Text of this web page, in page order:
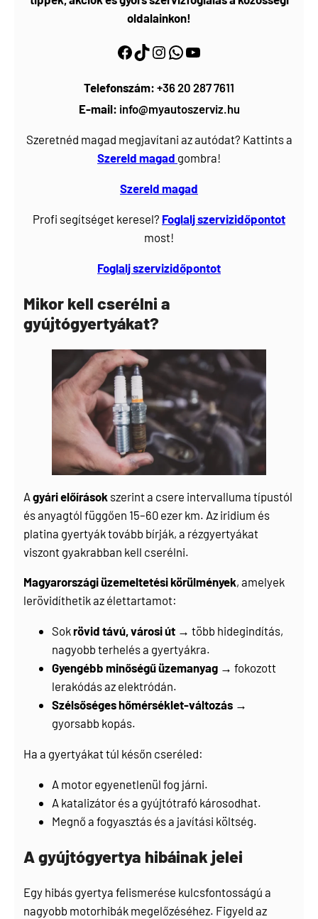
oldalainkon!
Facebook https://www.tiktok.com/@myautoszerviz.hu https://www.instagram.com/myautoszerviz.hu/ wa.me/36202877611 YouTube
Telefonszám: +36 20 287 7611
E-mail: info@myautoszerviz.hu
Szeretnéd magad megjavítani az autódat? Kattints a
Szereld magad gombra!
Szereld magad
Profi segítséget keresel? Foglaljszervizidőpontot
most!
Foglalj szervizidőpontot
Mikor kell cserélni a
gyújtógyertyákat?
Agyári előírások szerint a csere intervalluma típustól
és anyagtól függően 15–60 ezer km. Az iridium és
platina gyertyák tovább bírják, a rézgyertyákat
viszont gyakrabban kell cserélni.
Magyarországi üzemeltetési körülmények, amelyek
lerövidíthetik az élettartamot:
Sokrövid távú, városi út → több hidegindítás,
nagyobb terhelés a gyertyákra.
Gyengébb minőségű üzemanyag → fokozott
lerakódás az elektródán.
Szélsőséges hőmérséklet-változás →
gyorsabb kopás.
Ha a gyertyákat túl későn cseréled:
A motor egyenetlenül fog járni.
A katalizátor és a gyújtótrafó károsodhat.
Megnő a fogyasztás és a javítási költség.
A gyújtógyertya hibáinak jelei
Egy hibás gyertya felismerése kulcsfontosságú a
nagyobb motorhibák megelőzéséhez. Figyeld az